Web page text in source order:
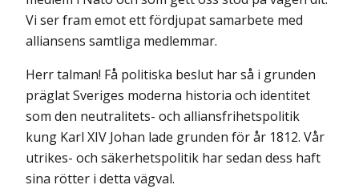
Vi ser fram emot ett fördjupat samarbete med
alliansens samtliga medlemmar.
Herr talman! Få politiska beslut har så i grunden
präglat Sveriges moderna historia och identitet
som den neutralitets- och alliansfrihetspolitik
kung Karl XIV Johan lade grunden för år 1812. Vår
utrikes- och säkerhetspolitik har sedan dess haft
sina rötter i detta vägval.